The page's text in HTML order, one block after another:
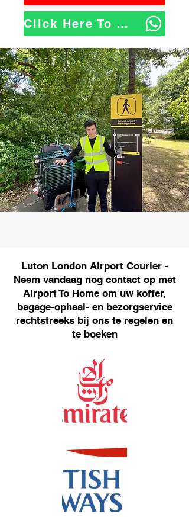
Click Here To WhatsApp Us
Luton London Airport Courier -
Neem vandaag nog contact op met
Airport To Home om uw koffer,
bagage-ophaal- en bezorgservice
rechtstreeks bij ons te regelen en
te boeken